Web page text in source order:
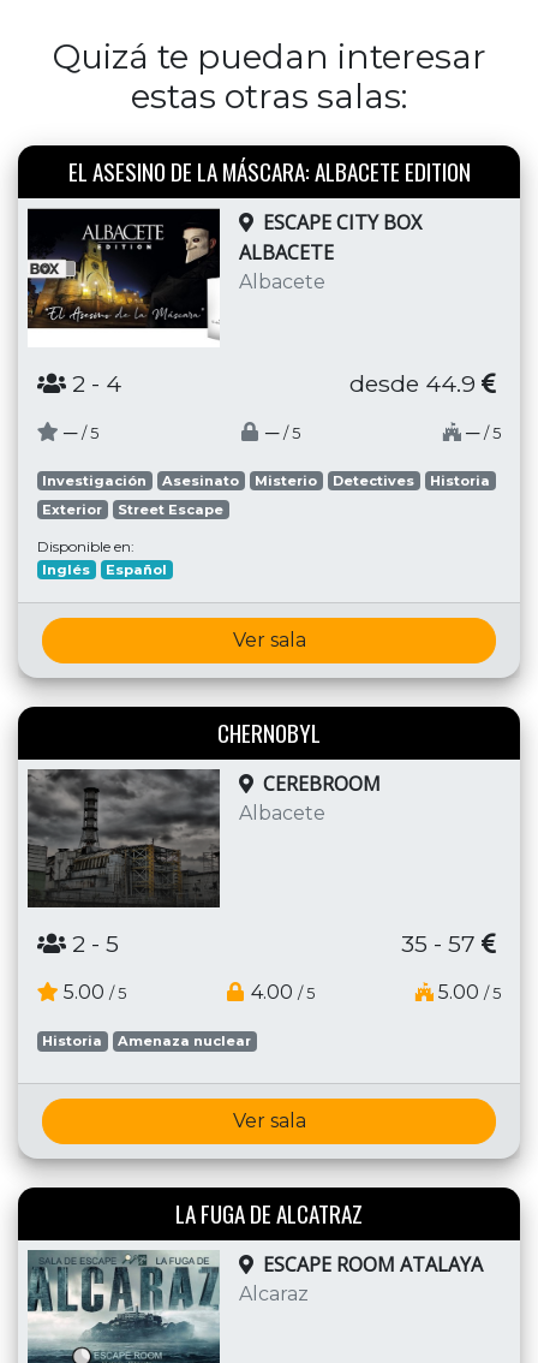
Quizá te puedan interesar
estas otras salas:
EL ASESINO DE LA MÁSCARA: ALBACETE EDITION
ESCAPE CITY BOX
ALBACETE
Albacete
2 - 4 desde 44.9
─ / 5 ─ / 5 ─ / 5
Investigación Asesinato Misterio Detectives
Historia
Exterior
Street Escape
Disponible en:
Inglés Español
Ver sala
CHERNOBYL
CEREBROOM
Albacete
2 - 5 35 - 57
5.00 / 5 4.00 / 5 5.00 / 5
Historia Amenaza nuclear
Ver sala
LA FUGA DE ALCATRAZ
ESCAPE ROOM ATALAYA
Alcaraz